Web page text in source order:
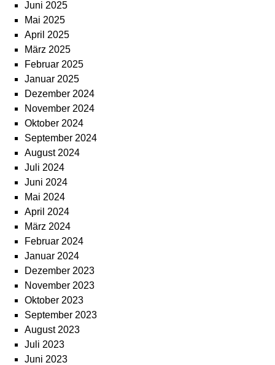
Juni 2025
Mai 2025
April 2025
März 2025
Februar 2025
Januar 2025
Dezember 2024
November 2024
Oktober 2024
September 2024
August 2024
Juli 2024
Juni 2024
Mai 2024
April 2024
März 2024
Februar 2024
Januar 2024
Dezember 2023
November 2023
Oktober 2023
September 2023
August 2023
Juli 2023
Juni 2023